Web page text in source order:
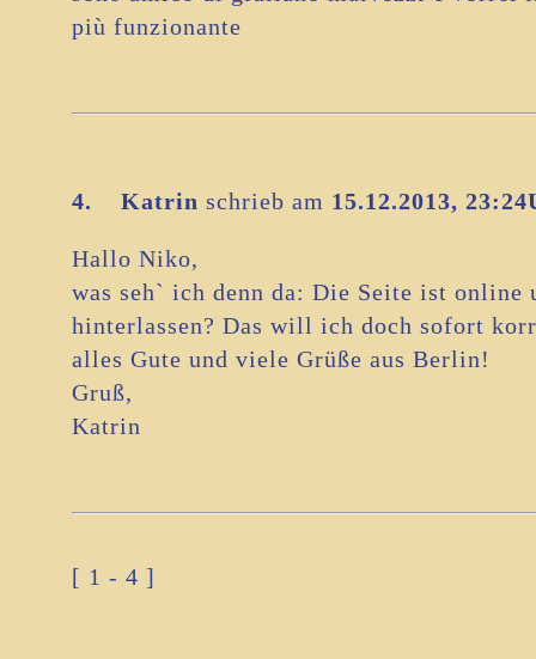
più funzionante
4. Katrin schrieb am 15.12.2013,
Hallo Niko,
was seh` ich denn da: Die Seite ist online
hinterlassen? Das will ich doch sofort
alles Gute und viele Grüße aus Berlin!
Gruß,
Katrin
[ 1 - 4 ]